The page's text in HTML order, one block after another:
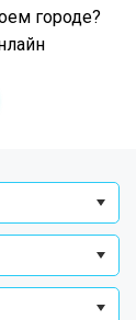
городе?